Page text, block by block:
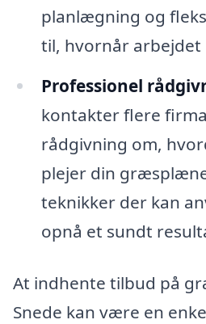
planlægning og
til, hvornår arbejdet
Professionel
kontakter flere
rådgivning om,
plejer din
teknikker der kan
opnå et sundt
At indhente tilbud på
Snede kan være en